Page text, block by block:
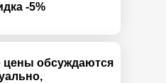
-5%
обсуждаются